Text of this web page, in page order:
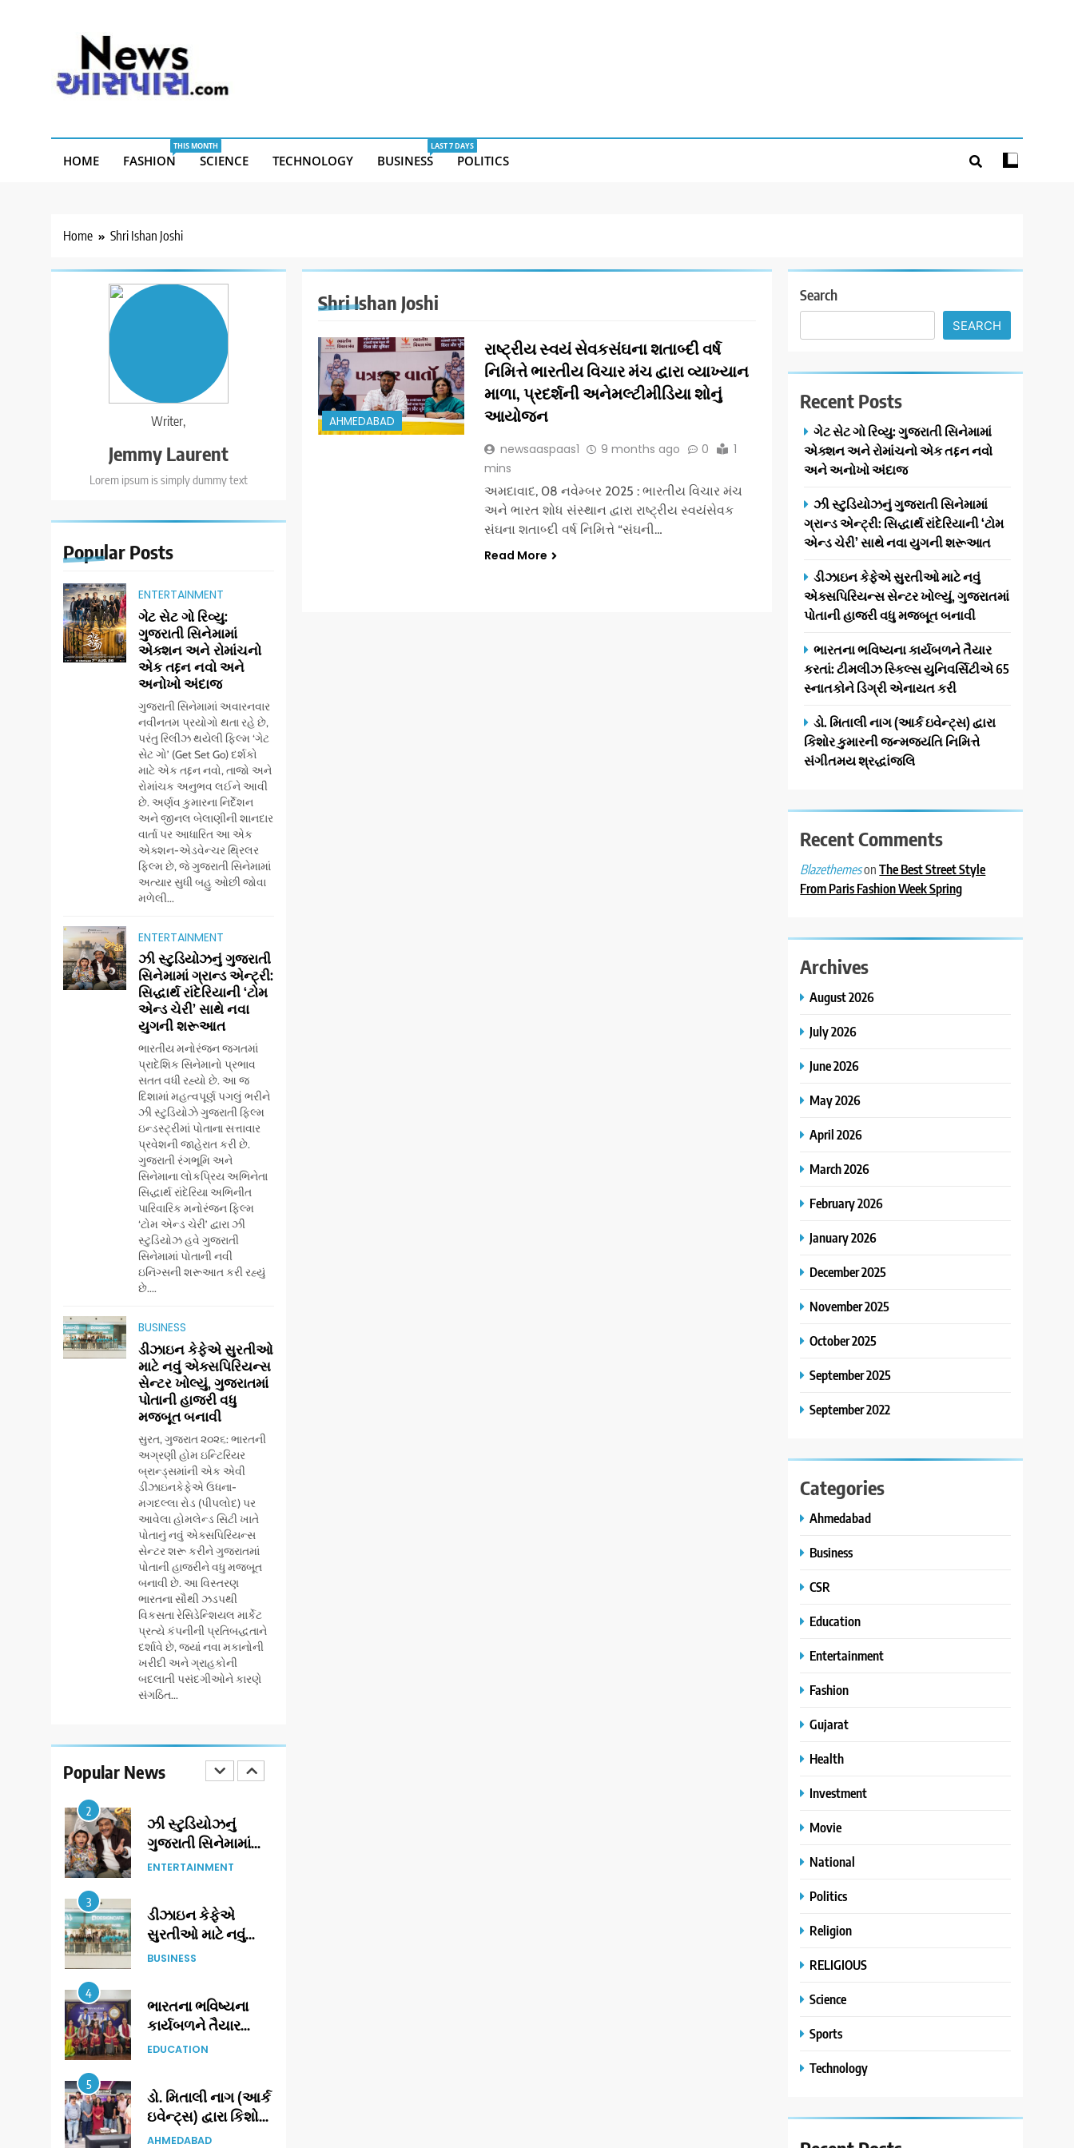
HOME FASHION
THIS MONTH
SCIENCE TECHNOLOGY BUSINESS
LAST 7 DAYS
POLITICS
Home Shri Ishan Joshi
Writer,
Jemmy Laurent
Lorem ipsum is simply dummy text
Popular Posts
ENTERTAINMENT
ગેટ સેટ ગો રિવ્યુ:
ગુજરાતી સિનેમામાં
એક્શન અને રોમાંચનો
એક તદ્દન નવો અને
અનોખો અંદાજ
ગુજરાતી સિનેમામાં અવારનવાર
નવીનતમ પ્રયોગો થતા રહે છે,
પરંતુ રિલીઝ થયેલી ફિલ્મ ‘ગેટ
સેટ ગો’ (Get Set Go) દર્શકો
માટે એક તદ્દન નવો, તાજો અને
રોમાંચક અનુભવ લઈને આવી
છે. અર્ણવ કુમારના નિર્દેશન
અને જીનલ બેલાણીની શાનદાર
વાર્તા પર આધારિત આ એક
એક્શન-એડવેન્ચર થ્રિલર
ફિલ્મ છે, જે ગુજરાતી સિનેમામાં
અત્યાર સુધી બહુ ઓછી જોવા
મળેલી...
ENTERTAINMENT
ઝી સ્ટુડિયોઝનું ગુજરાતી
સિનેમામાં ગ્રાન્ડ એન્ટ્રી:
સિદ્ધાર્થ રાંદેરિયાની ‘ટોમ
એન્ડ ચેરી’ સાથે નવા
યુગની શરૂઆત
ભારતીય મનોરંજન જગતમાં
પ્રાદેશિક સિનેમાનો પ્રભાવ
સતત વધી રહ્યો છે. આ જ
દિશામાં મહત્વપૂર્ણ પગલું ભરીને
ઝી સ્ટુડિયોઝે ગુજરાતી ફિલ્મ
ઇન્ડસ્ટ્રીમાં પોતાના સત્તાવાર
પ્રવેશની જાહેરાત કરી છે.
ગુજરાતી રંગભૂમિ અને
સિનેમાના લોકપ્રિય અભિનેતા
સિદ્ધાર્થ રાંદેરિયા અભિનીત
પારિવારિક મનોરંજન ફિલ્મ
‘ટોમ એન્ડ ચેરી’ દ્વારા ઝી
સ્ટુડિયોઝ હવે ગુજરાતી
સિનેમામાં પોતાની નવી
ઇનિંગ્સની શરૂઆત કરી રહ્યું
છે....
BUSINESS
ડીઝાઇન કેફેએ સુરતીઓ
માટે નવું એક્સપિરિયન્સ
સેન્ટર ખોલ્યું, ગુજરાતમાં
પોતાની હાજરી વધુ
મજબૂત બનાવી
સુરત, ગુજરાત ૨૦૨૬: ભારતની
અગ્રણી હોમ ઇન્ટિરિયર
બ્રાન્ડ્સમાંની એક એવી
ડીઝાઇનકેફેએ ઉધના-
મગદલ્લા રોડ (પીપલોદ) પર
આવેલા હોમલેન્ડ સિટી ખાતે
પોતાનું નવું એક્સપિરિયન્સ
સેન્ટર શરૂ કરીને ગુજરાતમાં
પોતાની હાજરીને વધુ મજબૂત
બનાવી છે. આ વિસ્તરણ
ભારતના સૌથી ઝડપથી
વિકસતા રેસિડેન્શિયલ માર્કેટ
પ્રત્યે કંપનીની પ્રતિબદ્ધતાને
દર્શાવે છે, જ્યાં નવા મકાનોની
ખરીદી અને ગ્રાહકોની
બદલાતી પસંદગીઓને કારણે
સંગઠિત...
Popular News
5
ડો. મિતાલી નાગ (આર્ક
ઇવેન્ટ્સ) દ્વારા કિશોર
કુમારની જન્મજયંતિ
નિમિત્તે સંગીતમય
શ્રદ્ધાંજલિ
AHMEDABAD
177 દેશો અને 52 લાખ
દર્શકો: ગુજરાતી OTT
પ્લેટફોર્મ ‘જોજો’
(JOJO) નો વિશ્વભરમાં
દબદબો
BUSINESS
અમદાવાદમાં
યોજાયેલા ‘ઓકલ્ટ
કોન્ક્લેવ 2026’માં
ઈન્ટરનેશનલ ટેરોટ
રીડર પુનિતજી લુલ્લા
એ ટેરોટ કાર્ડ રીડિંગ
અંગે માહિતી આપી
AHMEDABAD
ગ્લોબલ એક્સેલન્સ
ફોરમ દ્વારા નેશનલ
લીડરશિપ કોન્કલેવ
તથા ભારત સમ્માન
૨૦૨૬નો ભવ્ય અને
યોજાયો
BUSINESS
એક્શન અને
રોમાંચનો એક તદ્દન
ગુજરાતી સિનેમામાં
ગ્રાન્ડ એન્ટ્રી:
સિદ્ધાર્થ રાંદેરિયાની
ENTERTAINMENT
3
સુરતીઓ માટે નવું
એક્સપિરિયન્સ
સેન્ટર ખોલ્યું,
બનાવી
BUSINESS
4
કાર્યબળને તૈયાર
કરતાં: ટીમલીઝ
સ્કિલ્સ યુનિવર્સિટીએ
EDUCATION
5
ઇવેન્ટ્સ) દ્વારા કિશોર
કુમારની જન્મજયંતિ
નિમિત્તે સંગીતમય
AHMEDABAD
Shri Ishan Joshi
AHMEDABAD
રાષ્ટ્રીય સ્વયં સેવક​સંઘના શતાબ્દી વર્ષ
નિમિત્તે ભારતીય વિચાર મંચ દ્વારા વ્યાખ્યાન
માળા, પ્રદર્શની અને​મલ્ટીમીડિયા​ શોનું
આયોજન
newsaaspaas1 9 months ago 0
1
mins
અમદાવાદ, 08 નવેમ્બર 2025 : ભારતીય વિચાર મંચ
અને ભારત શોધ સંસ્થાન દ્વારા રાષ્ટ્રીય સ્વયંસેવક
સંઘના શતાબ્દી વર્ષ નિમિત્તે “સંઘની…
Read More
Search
SEARCH
Recent Posts
ગેટ સેટ ગો રિવ્યુ: ગુજરાતી સિનેમામાં
એક્શન અને રોમાંચનો એક તદ્દન નવો
અને અનોખો અંદાજ
ઝી સ્ટુડિયોઝનું ગુજરાતી સિનેમામાં
ગ્રાન્ડ એન્ટ્રી: સિદ્ધાર્થ રાંદેરિયાની ‘ટોમ
એન્ડ ચેરી’ સાથે નવા યુગની શરૂઆત
ડીઝાઇન કેફેએ સુરતીઓ માટે નવું
એક્સપિરિયન્સ સેન્ટર ખોલ્યું, ગુજરાતમાં
પોતાની હાજરી વધુ મજબૂત બનાવી
ભારતના ભવિષ્યના કાર્યબળને તૈયાર
કરતાં: ટીમલીઝ સ્કિલ્સ યુનિવર્સિટીએ 65
સ્નાતકોને ડિગ્રી એનાયત કરી
ડો. મિતાલી નાગ (આર્ક ઇવેન્ટ્સ) દ્વારા
કિશોર કુમારની જન્મજયંતિ નિમિત્તે
સંગીતમય શ્રદ્ધાંજલિ
Recent Comments
BlazethemesonThe Best Street Style
From Paris Fashion Week Spring
Archives
August 2026
July 2026
June 2026
May 2026
April 2026
March 2026
February 2026
January 2026
December 2025
November 2025
October 2025
September 2025
September 2022
Categories
Ahmedabad
Business
CSR
Education
Entertainment
Fashion
Gujarat
Health
Investment
Movie
National
Politics
Religion
RELIGIOUS
Science
Sports
Technology